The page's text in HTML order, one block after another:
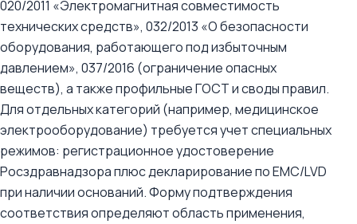
020/2011 «Электромагнитная совместимость
технических средств», 032/2013 «О безопасности
оборудования, работающего под избыточным
давлением», 037/2016 (ограничение опасных
веществ), а также профильные ГОСТ и своды правил.
Для отдельных категорий (например, медицинское
электрооборудование) требуется учет специальных
режимов: регистрационное удостоверение
Росздравнадзора плюс декларирование по EMC/LVD
при наличии оснований. Форму подтверждения
соответствия определяют область применения,